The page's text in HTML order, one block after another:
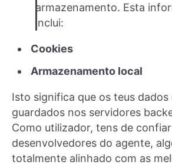
armazenamento. Esta
inclui:
Cookies
Armazenamento local
Isto significa que os teus
guardados nos servidores
Como utilizador, tens de
desenvolvedores do agente,
totalmente alinhado com as